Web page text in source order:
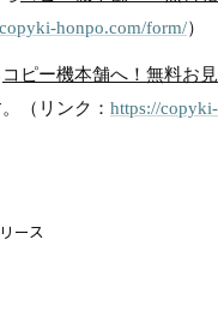
honpo.com/form/）
コピー機本舗へ！無料お
（リンク： https://copyki-
ース